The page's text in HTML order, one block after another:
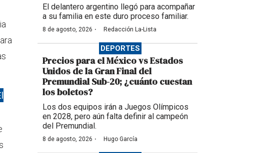
El delantero argentino llegó para acompañar
a su familia en este duro proceso familiar.
8 de agosto, 2026 · Redacción La-Lista
DEPORTES
Precios para el México vs Estados
Unidos de la Gran Final del
Premundial Sub-20; ¿cuánto cuestan
los boletos?
Los dos equipos irán a Juegos Olímpicos
en 2028, pero aún falta definir al campeón
del Premundial.
8 de agosto, 2026 · Hugo García